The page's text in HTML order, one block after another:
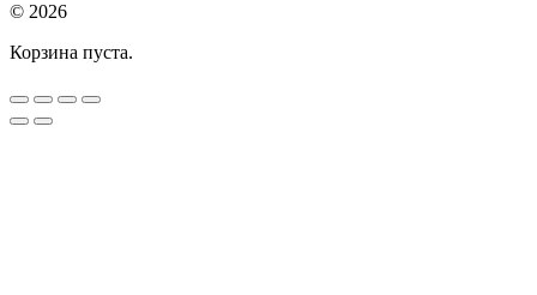
© 2026
Корзина пуста.